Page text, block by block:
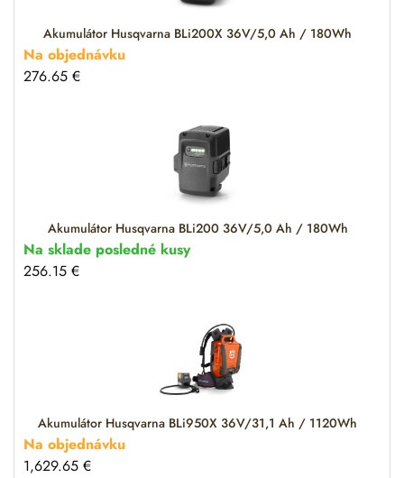
:
Akumulátor Husqvarna BLi200X 36V/5,0 Ah / 180Wh
Na objednávku
276.65 €
Akumulátor Husqvarna BLi200 36V/5,0 Ah / 180Wh
Na sklade posledné kusy
256.15 €
Akumulátor Husqvarna BLi950X 36V/31,1 Ah / 1120Wh
Na objednávku
1,629.65 €